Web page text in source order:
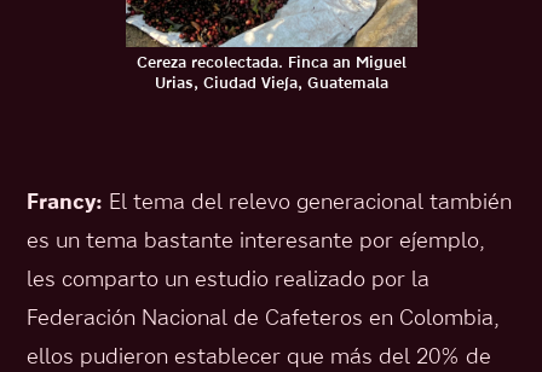
Cereza recolectada. Finca an Miguel
Urias, Ciudad Vieja, Guatemala
Francy: El tema del relevo generacional también
es un tema bastante interesante por ejemplo,
les comparto un estudio realizado por la
Federación Nacional de Cafeteros en Colombia,
ellos pudieron establecer que más del 20% de